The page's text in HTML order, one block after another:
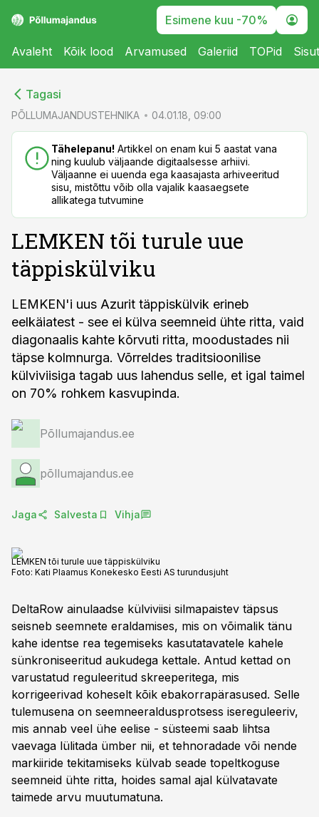
Esimene kuu -70%
Avaleht Kõik lood Arvamused Galeriid TOPid
Tagasi
PÕLLUMAJANDUSTEHNIKA 04.01.18, 09:00
Tähelepanu! Artikkel on enam kui 5 aastat vana
ning kuulub väljaande digitaalsesse arhiivi.
Väljaanne ei uuenda ega kaasajasta arhiveeritud
sisu, mistõttu võib olla vajalik kaasaegsete
allikatega tutvumine
LEMKEN tõi turule uue
täppiskülviku
LEMKEN'i uus Azurit täppiskülvik erineb
eelkäiatest - see ei külva seemneid ühte ritta, vaid
diagonaalis kahte kõrvuti ritta, moodustades nii
täpse kolmnurga. Võrreldes traditsioonilise
külviviisiga tagab uus lahendus selle, et igal taimel
on 70% rohkem kasvupinda.
Põllumajandus.ee
põllumajandus.ee
Jaga Salvesta Vihja
LEMKEN tõi turule uue täppiskülviku
Foto: Kati Plaamus Konekesko Eesti AS turundusjuht
DeltaRow ainulaadse külviviisi silmapaistev täpsus
seisneb seemnete eraldamises, mis on võimalik tänu
kahe identse rea tegemiseks kasutatavatele kahele
sünkroniseeritud aukudega kettale. Antud kettad on
varustatud reguleeritud skreeperitega, mis
korrigeerivad koheselt kõik ebakorrapärasused. Selle
tulemusena on seemneeraldusprotsess isereguleeriv,
mis annab veel ühe eelise - süsteemi saab lihtsa
vaevaga lülitada ümber nii, et tehnoradade või nende
markiiride tekitamiseks külvab seade topeltkoguse
seemneid ühte ritta, hoides samal ajal külvatavate
taimede arvu muutumatuna.